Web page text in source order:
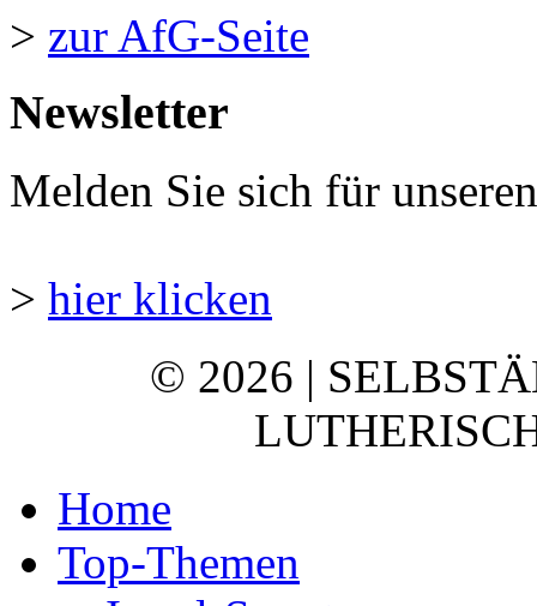
> zur AfG-Seite
Newsletter
Melden Sie sich für
> hier klicken
© 2026 |
Home
Top-Themen